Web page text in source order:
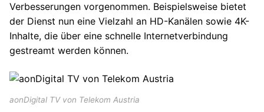
Verbesserungen vorgenommen. Beispielsweise bietet
der Dienst nun eine Vielzahl an HD-Kanälen sowie 4K-
Inhalte, die über eine schnelle Internetverbindung
gestreamt werden können.
aonDigital TV von Telekom Austria